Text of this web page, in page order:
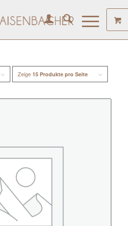
Zeige 15 Produkte pro Seite